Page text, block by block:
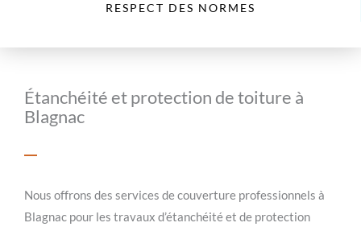
RESPECT DES NORMES
Étanchéité et protection de toiture à
Blagnac
Nous offrons des services de couverture professionnels à
Blagnac pour les travaux d’étanchéité et de protection